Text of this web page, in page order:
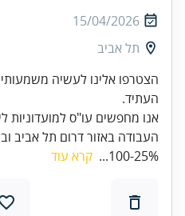
15/04/2026
תל אביב
הצטרפו אלינו לעשיה
אנו מחפשים עו"ס למועדוניות
העבודה באזור דרום תל אביב
25%-100...
קרא עוד